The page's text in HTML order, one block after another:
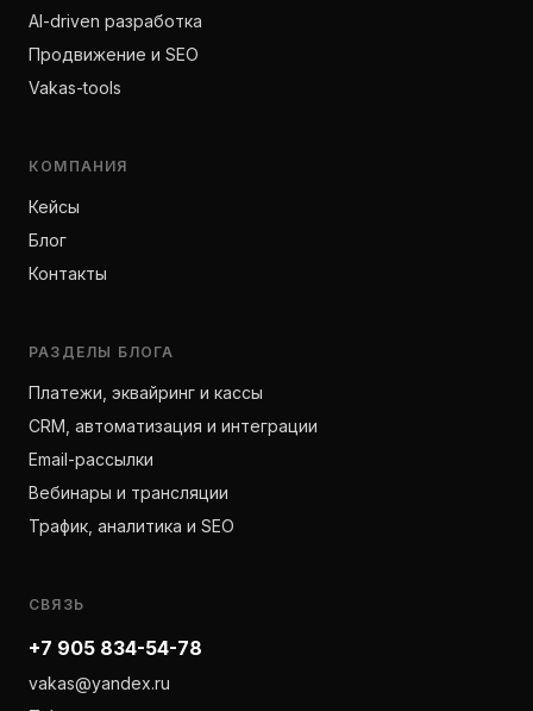
AI-driven разработка
Продвижение и SEO
Vakas-tools
КОМПАНИЯ
Кейсы
Блог
Контакты
РАЗДЕЛЫ БЛОГА
Платежи, эквайринг и кассы
CRM, автоматизация и интеграции
Email-рассылки
Вебинары и трансляции
Трафик, аналитика и SEO
СВЯЗЬ
+7 905 834-54-78
vakas@yandex.ru